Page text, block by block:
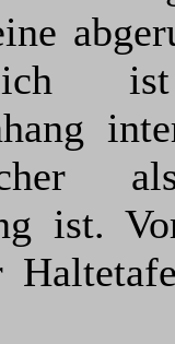
ist.